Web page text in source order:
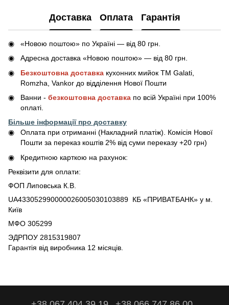
Доставка Оплата Гарантія
«Новою поштою» по Україні — від 80 грн.
Адресна доставка «Новою поштою» — від 80 грн.
Безкоштовна доставка кухонних мийок ТМ Galati,
Romzha, Vankor до відділення Нової Пошти
Ванни - безкоштовна доставка по всій Україні при 100%
оплаті.
Більше інформації про доставку
Оплата при отриманні (Накладний платіж). Комісія Нової
Пошти за переказ коштів 2% від суми переказу +20 грн)
Кредитною карткою на рахунок:
Реквізити для оплати:
ФОП Липовська К.В.
UA433052990000026005030103889 КБ «ПРИВАТБАНК» у м.
Київ
МФО 305299
ЭДРПОУ 2815319807
Гарантія від виробника 12 місяців.